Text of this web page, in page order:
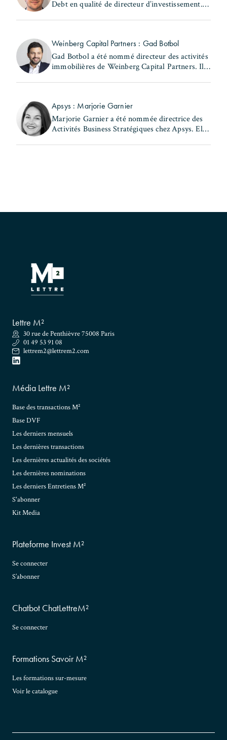
Debt en qualité de directeur d’investissement. Il
Weinberg Capital Partners : Gad Botbol
Gad Botbol a été nommé directeur des activités
immobilières de Weinberg Capital Partners. Il
Apsys : Marjorie Garnier
Marjorie Garnier a été nommée directrice des
Activités Business Stratégiques chez Apsys. Elle
Lettre M²
30 rue de Penthièvre 75008 Paris
01 49 53 91 08
lettrem2@lettrem2.com
Média Lettre M²
Base des transactions M²
Base DVF
Les derniers mensuels
Les dernières transactions
Les dernières actualités des sociétés
Les dernières nominations
Les derniers Entretiens M²
S'abonner
Kit Media
Plateforme Invest M²
Se connecter
S’abonner
Chatbot ChatLettreM²
Se connecter
Formations Savoir M²
Les formations sur-mesure
Voir le catalogue